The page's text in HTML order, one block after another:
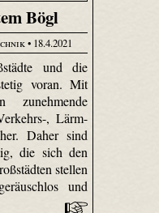
Bögl
• 18.4.2021
und die
voran. Mit
zunehmende
, Lärm-
Daher sind
die sich den
stellen
und